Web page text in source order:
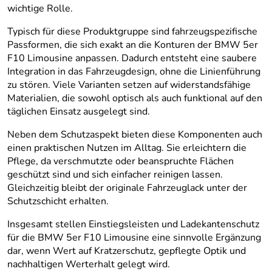
wichtige Rolle.
Typisch für diese Produktgruppe sind fahrzeugspezifische
Passformen, die sich exakt an die Konturen der BMW 5er
F10 Limousine anpassen. Dadurch entsteht eine saubere
Integration in das Fahrzeugdesign, ohne die Linienführung
zu stören. Viele Varianten setzen auf widerstandsfähige
Materialien, die sowohl optisch als auch funktional auf den
täglichen Einsatz ausgelegt sind.
Neben dem Schutzaspekt bieten diese Komponenten auch
einen praktischen Nutzen im Alltag. Sie erleichtern die
Pflege, da verschmutzte oder beanspruchte Flächen
geschützt sind und sich einfacher reinigen lassen.
Gleichzeitig bleibt der originale Fahrzeuglack unter der
Schutzschicht erhalten.
Insgesamt stellen Einstiegsleisten und Ladekantenschutz
für die BMW 5er F10 Limousine eine sinnvolle Ergänzung
dar, wenn Wert auf Kratzerschutz, gepflegte Optik und
nachhaltigen Werterhalt gelegt wird.